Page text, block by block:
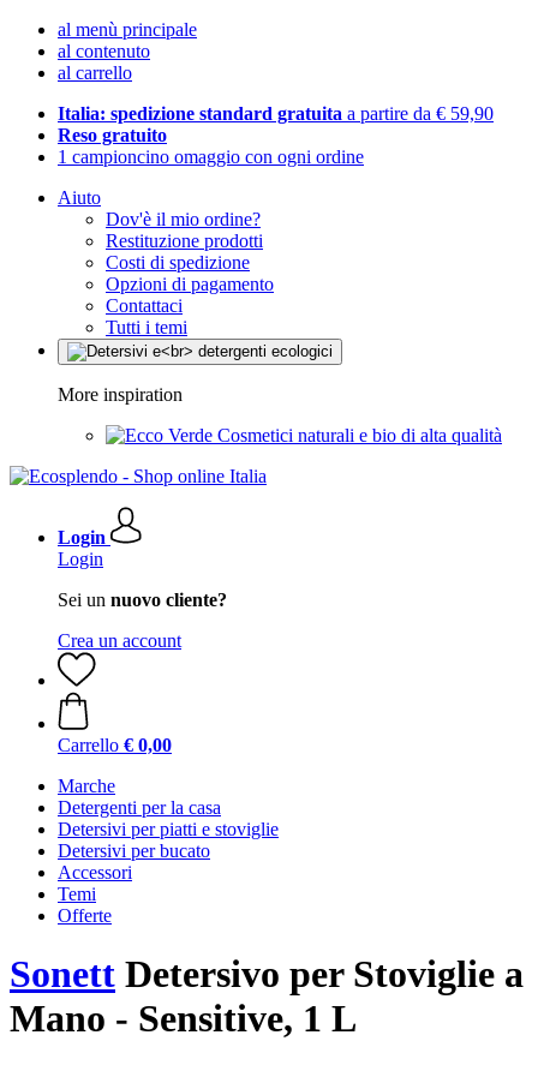
al menù principale
al contenuto
al carrello
Italia: spedizione standard gratuita a partire da € 59,90
Reso gratuito
1 campioncino omaggio con ogni ordine
Aiuto
Dov'è il mio ordine?
Restituzione prodotti
Costi di spedizione
Opzioni di pagamento
Contattaci
Tutti i temi
More inspiration
Cosmetici naturali e bio di alta qualità
Login
Login
Sei un nuovo cliente?
Crea un account
Carrello € 0,00
Marche
Detergenti per la casa
Detersivi per piatti e stoviglie
Detersivi per bucato
Accessori
Temi
Offerte
Sonett Detersivo per Stoviglie a
Mano - Sensitive, 1 L